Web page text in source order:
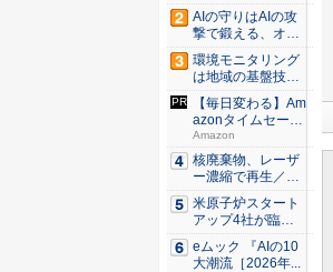
たの...
AIの守りはAIの攻
撃で鍛える、オー
プン...
環境モニタリング
は地域の基盤技術
へ 村上...
【毎日変わる】Am
azonタイムセール
が...
Amazon
核廃棄物、レーザ
ー濃縮で再生／ブ
タ腎臓、...
米原子炉スタート
アップ4社が臨界
達成、原...
eムック 『AIの10
大潮流［2026年...